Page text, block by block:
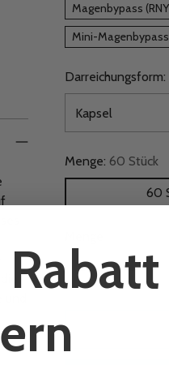
Magenbypass
Mini-Magenbypass
Darreichungsform:
Menge: 60 Stück
60
Menge